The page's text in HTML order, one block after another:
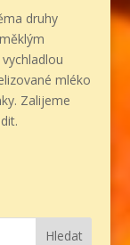
druhy
mléko
Zalijeme
Hledat